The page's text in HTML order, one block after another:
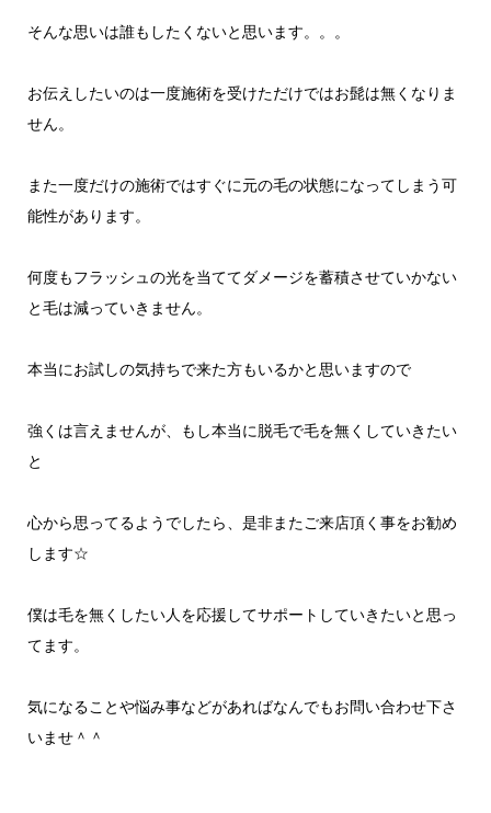
そんな思いは誰もしたくないと思います。。。
お伝えしたいのは一度施術を受けただけではお髭は無くなりま
せん。
また一度だけの施術ではすぐに元の毛の状態になってしまう可
能性があります。
何度もフラッシュの光を当ててダメージを蓄積させていかない
と毛は減っていきません。
本当にお試しの気持ちで来た方もいるかと思いますので
強くは言えませんが、もし本当に脱毛で毛を無くしていきたい
と
心から思ってるようでしたら、是非またご来店頂く事をお勧め
します☆
僕は毛を無くしたい人を応援してサポートしていきたいと思っ
てます。
気になることや悩み事などがあればなんでもお問い合わせ下さ
いませ＾＾